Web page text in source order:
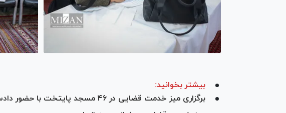
بیشتر بخوانید:
برگزاری میز خدمت قضایی در ۴۶ مسجد پایتخت با حضور دادستان تهران و ۱۸۴ قاضی و مدیر دادسرای تهران